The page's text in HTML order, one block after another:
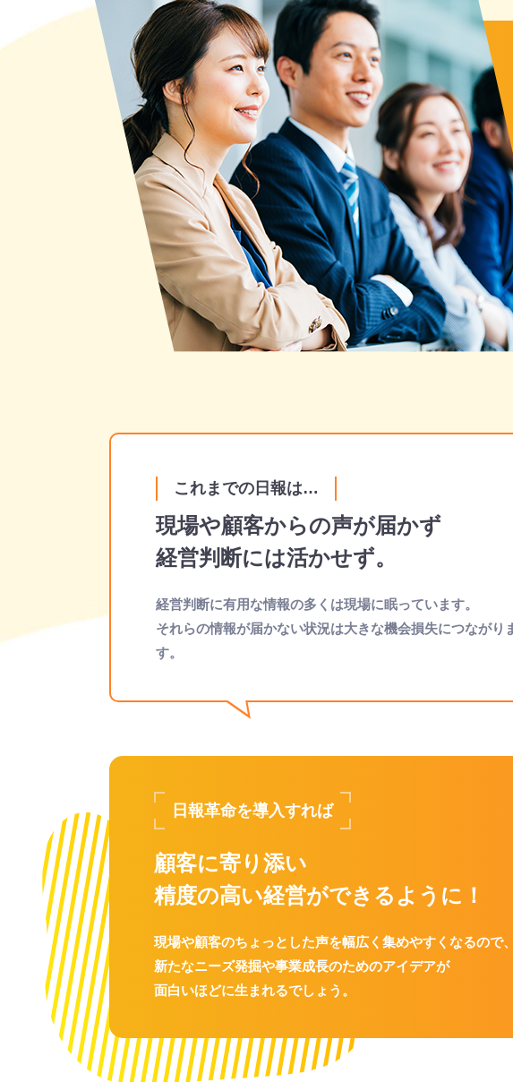
これまでの日報は…
現場や顧客からの声が届かず
経営判断には活かせず。
経営判断に有用な情報の多くは現場に眠っています。
それらの情報が届かない状況は大きな機会損失につながり
す。
日報革命を導入すれば
顧客に寄り添い
精度の高い経営ができるように！
現場や顧客のちょっとした声を幅広く集めやすくなるので、
新たなニーズ発掘や事業成長のためのアイデアが
面白いほどに生まれるでしょう。